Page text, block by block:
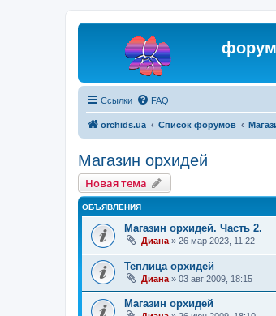
форум
Ссылки FAQ
orchids.ua Список форумов
Магазин орхидей
Новая тема
ОБЪЯВЛЕНИЯ
Магазин орхидей. Часть 2.
Диана » 26 мар 2023, 11:22
Теплица орхидей
Диана » 03 авг 2009, 18:15
Магазин орхидей